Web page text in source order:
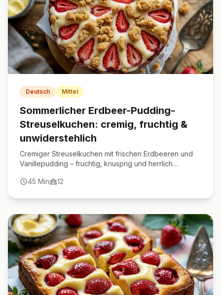
Deutsch Mittel
Sommerlicher Erdbeer-Pudding-
Streuselkuchen: cremig, fruchtig &
unwiderstehlich
Cremiger Streuselkuchen mit frischen Erdbeeren und
Vanillepudding – fruchtig, knusprig und herrlich
45 Min 12